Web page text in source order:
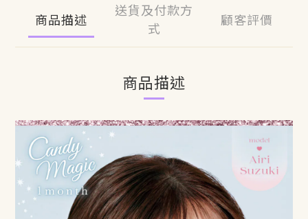
商品描述
送貨及付款方
式
顧客評價
商品描述